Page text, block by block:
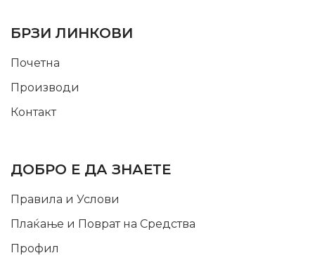
БРЗИ ЛИНКОВИ
Почетна
Производи
Контакт
ДОБРО Е ДА ЗНАЕТЕ
Правила и Услови
Плаќање и Поврат на Средства
Профил